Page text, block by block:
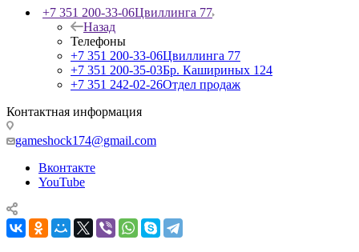
+7 351 200-33-06Цвиллинга 77
Назад
Телефоны
+7 351 200-33-06Цвиллинга 77
+7 351 200-35-03Бр. Кашириных 124
+7 351 242-02-26Отдел продаж
Контактная информация
gameshock174@gmail.com
Вконтакте
YouTube